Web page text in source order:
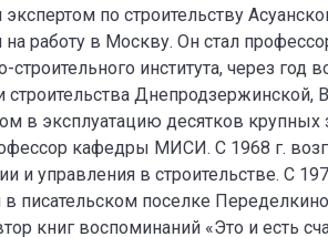
по строительству
на работу в Москву. Он стал
строительного института, через год
строительства Днепродзержинской,
в эксплуатацию десятков крупных
кафедры МИСИ. С 1968 г.
и управления в строительстве. С
писательском поселке
книг воспоминаний «Это и есть